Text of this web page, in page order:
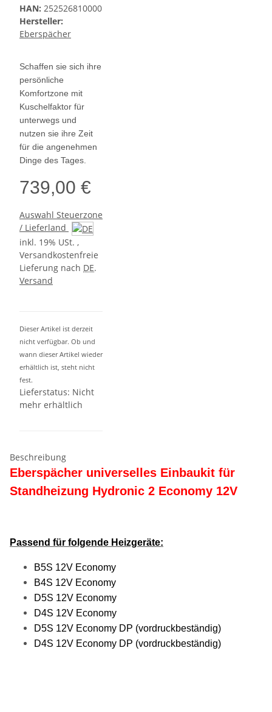
HAN: 252526810000
Hersteller:
Eberspächer
Schaffen sie sich ihre
persönliche
Komfortzone mit
Kuschelfaktor für
unterwegs und
nutzen sie ihre Zeit
für die angenehmen
Dinge des Tages.
739,00 €
Auswahl Steuerzone
/ Lieferland
inkl. 19% USt. ,
Versandkostenfreie
Lieferung nach DE.
Versand
Dieser Artikel ist derzeit
nicht verfügbar. Ob und
wann dieser Artikel wieder
erhältlich ist, steht nicht
fest.
Lieferstatus: Nicht
mehr erhältlich
Beschreibung
Eberspächer universelles Einbaukit für
Standheizung Hydronic 2 Economy 12V
Passend für folgende Heizgeräte:
B5S 12V Economy
B4S 12V Economy
D5S 12V Economy
D4S 12V Economy
D5S 12V Economy DP (vordruckbeständig)
D4S 12V Economy DP (vordruckbeständig)